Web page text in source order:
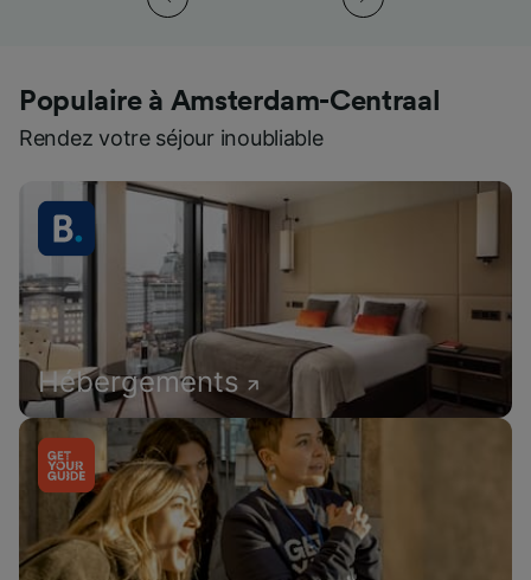
Populaire à Amsterdam-Centraal
Rendez votre séjour inoubliable
Hébergements